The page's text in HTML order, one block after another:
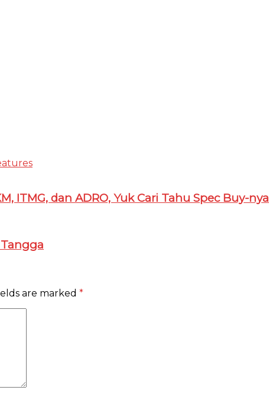
ITMG, dan ADRO, Yuk Cari Tahu Spec Buy-nya
are marked *